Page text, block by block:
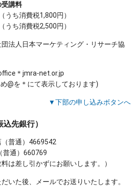
講料
ち消費税1,800円）
ち消費税2,500円）
法人日本マーケティング・リサーチ協
＊jmra-net.or.jp
@を＊にて表示しております)
▼下部の申し込みボタンへ
先銀行）
（普通）4669542
普通）660769
は差し引かずにお願いします。）
いた後、メールでお送りいたします。